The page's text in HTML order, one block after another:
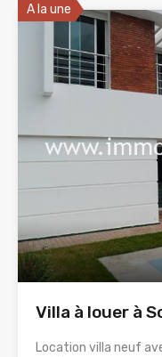
A la une
Villa à louer à
Location villa neuf